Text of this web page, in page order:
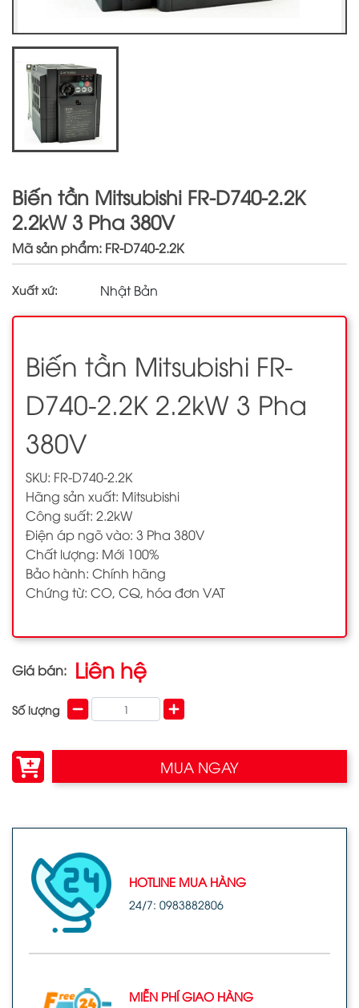
Biến tần Mitsubishi FR-D740-2.2K
2.2kW 3 Pha 380V
Mã sản phẩm: FR-D740-2.2K
Xuất xứ: Nhật Bản
Biến tần Mitsubishi FR-
D740-2.2K 2.2kW 3 Pha
380V
SKU: FR-D740-2.2K
Hãng sản xuất: Mitsubishi
Công suất: 2.2kW
Điện áp ngõ vào: 3 Pha 380V
Chất lượng: Mới 100%
Bảo hành: Chính hãng
Chứng từ: CO, CQ, hóa đơn VAT
Giá bán: Liên hệ
Số lượng
MUA NGAY
HOTLINE MUA HÀNG
24/7: 0983882806
MIỄN PHÍ GIAO HÀNG